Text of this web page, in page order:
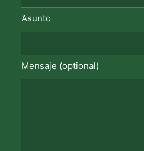
Asunto
Mensaje (optional)